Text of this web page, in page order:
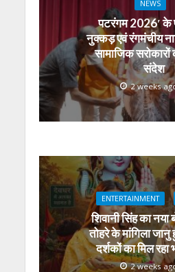
NEWS
पटरंगम 2026′ के
नुक्कड़ एवं रंगमंचीय
सामाजिक
संदेश
2 weeks
ENTERTAINMENT
शिवानी सिंह का नया
तोहरे के मांगिला
दर्शकों का मिल रहा
2 weeks